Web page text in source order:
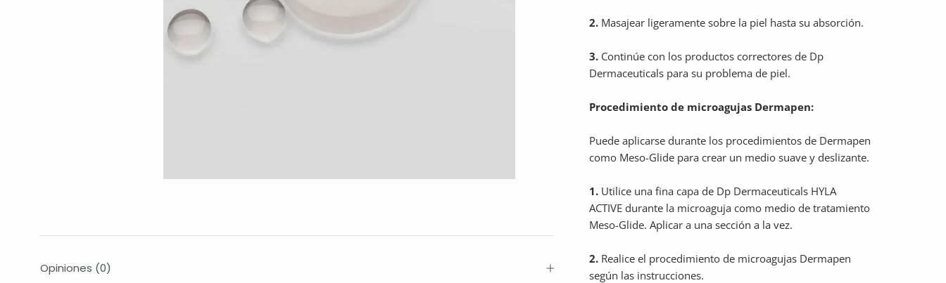
2. Masajear ligeramente sobre la piel hasta su absorción.
3. Continúe con los productos correctores de Dp
Dermaceuticals para su problema de piel.
Procedimiento de microagujas Dermapen:
Puede aplicarse durante los procedimientos de Dermapen
como Meso-Glide para crear un medio suave y deslizante.
1. Utilice una fina capa de Dp Dermaceuticals HYLA
ACTIVE durante la microaguja como medio de tratamiento
Meso-Glide. Aplicar a una sección a la vez.
2. Realice el procedimiento de microagujas Dermapen
según las instrucciones.
Opiniones (0)